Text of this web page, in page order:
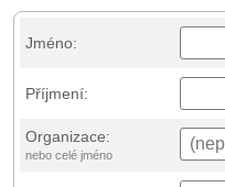
Jméno:
Příjmení:
Organizace:
nebo celé jméno